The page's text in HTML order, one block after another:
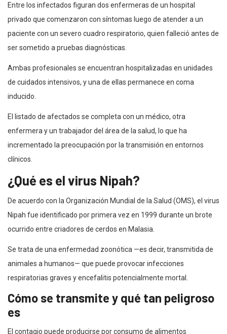
Entre los infectados figuran dos enfermeras de un hospital
privado que comenzaron con síntomas luego de atender a un
paciente con un severo cuadro respiratorio, quien falleció antes de
ser sometido a pruebas diagnósticas.
Ambas profesionales se encuentran hospitalizadas en unidades
de cuidados intensivos, y una de ellas permanece en coma
inducido.
El listado de afectados se completa con un médico, otra
enfermera y un trabajador del área de la salud, lo que ha
incrementado la preocupación por la transmisión en entornos
clínicos.
¿Qué es el virus Nipah?
De acuerdo con la Organización Mundial de la Salud (OMS), el virus
Nipah fue identificado por primera vez en 1999 durante un brote
ocurrido entre criadores de cerdos en Malasia.
Se trata de una enfermedad zoonótica —es decir, transmitida de
animales a humanos— que puede provocar infecciones
respiratorias graves y encefalitis potencialmente mortal.
Cómo se transmite y qué tan peligroso
es
El contagio puede producirse por consumo de alimentos